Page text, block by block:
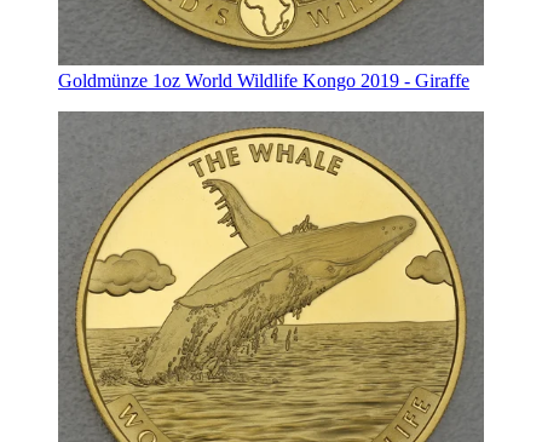
Goldmünze 1oz World Wildlife Kongo 2019 - Giraffe